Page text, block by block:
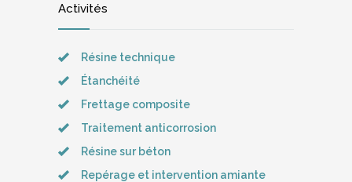
Activités
Résine technique
Étanchéité
Frettage composite
Traitement anticorrosion
Résine sur béton
Repérage et intervention amiante